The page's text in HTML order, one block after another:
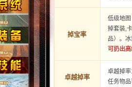
掉宝率
低级地
掉套装,
品）。
可扔出高
卓越掉率
卓越掉
任务物